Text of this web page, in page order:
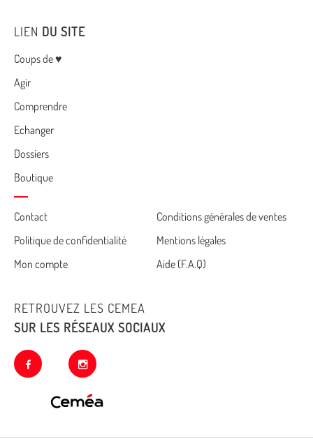
LIEN DU SITE
Menu
Coups de ♥
Agir
Comprendre
Echanger
Dossiers
Boutique
Cemea
footer
Contact
Conditions générales de ventes
Politique de confidentialité
Mentions légales
Mon compte
Aide (F.A.Q)
RETROUVEZ LES CEMEA
SUR LES RÉSEAUX SOCIAUX
facebook instagram